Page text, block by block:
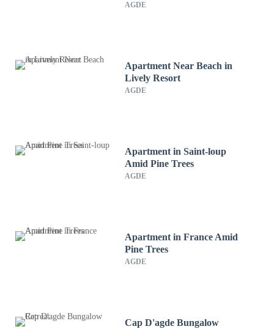
AGDE
Apartment Near Beach in
Lively Resort
AGDE
Apartment in Saint-loup
Amid Pine Trees
AGDE
Apartment in France Amid
Pine Trees
AGDE
Cap D'agde Bungalow